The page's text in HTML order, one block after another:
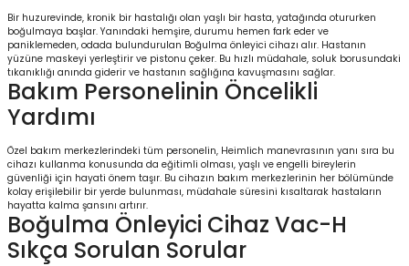
Bir huzurevinde, kronik bir hastalığı olan yaşlı bir hasta, yatağında otururken
boğulmaya başlar. Yanındaki hemşire, durumu hemen fark eder ve
paniklemeden, odada bulundurulan Boğulma önleyici cihazı alır. Hastanın
yüzüne maskeyi yerleştirir ve pistonu çeker. Bu hızlı müdahale, soluk borusundaki
tıkanıklığı anında giderir ve hastanın sağlığına kavuşmasını sağlar.
Bakım Personelinin Öncelikli
Yardımı
Özel bakım merkezlerindeki tüm personelin, Heimlich manevrasının yanı sıra bu
cihazı kullanma konusunda da eğitimli olması, yaşlı ve engelli bireylerin
güvenliği için hayati önem taşır. Bu cihazın bakım merkezlerinin her bölümünde
kolay erişilebilir bir yerde bulunması, müdahale süresini kısaltarak hastaların
hayatta kalma şansını artırır.
Boğulma Önleyici Cihaz Vac-H
Sıkça Sorulan Sorular